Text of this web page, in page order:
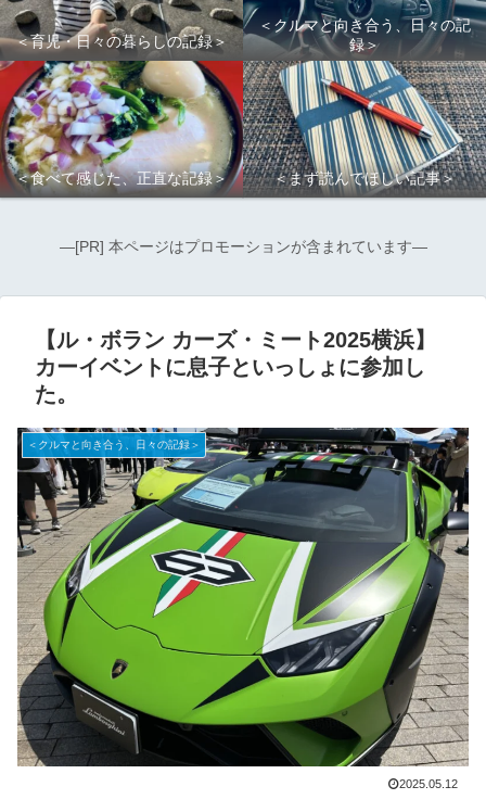
＜育児・日々の暮らしの記録＞
＜クルマと向き合う、日々の記
録＞
＜食べて感じた、正直な記録＞ ＜まず読んでほしい記事＞
―[PR] 本ページはプロモーションが含まれています―
【ル・ボラン カーズ・ミート2025横浜】
カーイベントに息子といっしょに参加し
た。
＜クルマと向き合う、日々の記録＞
2025.05.12